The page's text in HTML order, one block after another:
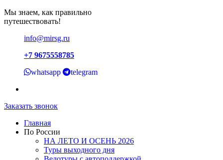
Мы знаем, как правильно
путешествовать!
info@mirsg.ru
+7 9675558785
whatsapp telegram
Заказать звонок
Главная
По России
НА ЛЕТО И ОСЕНЬ 2026
Туры выходного дня